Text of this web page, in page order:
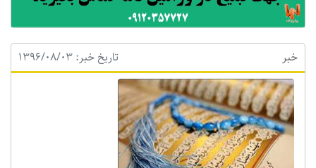
خبر تاریخ خبر: 1396/08/03